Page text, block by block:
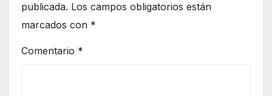
publicada. Los campos obligatorios están
marcados con *
Comentario *